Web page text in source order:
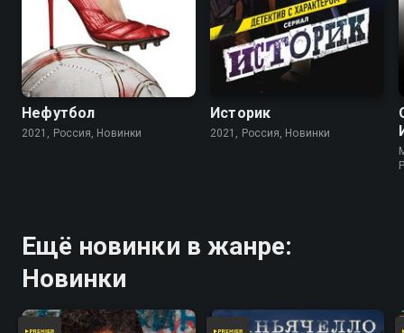
Нефутбол
2021, Россия, Новинки
Историк
2021, Россия, Новинки
Ещё новинки в жанре:
Новинки